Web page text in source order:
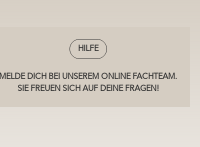
HILFE
MELDE DICH BEI UNSEREM ONLINE FACHTEAM.
SIE FREUEN SICH AUF DEINE FRAGEN!